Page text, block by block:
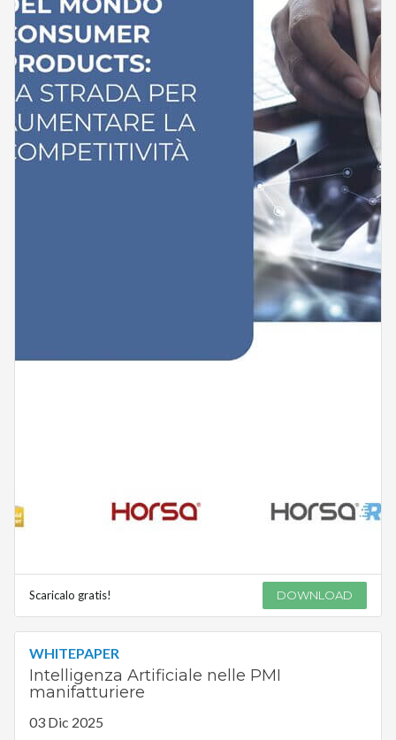
Scaricalo gratis! DOWNLOAD
WHITEPAPER
Intelligenza Artificiale nelle PMI
manifatturiere
03 Dic 2025